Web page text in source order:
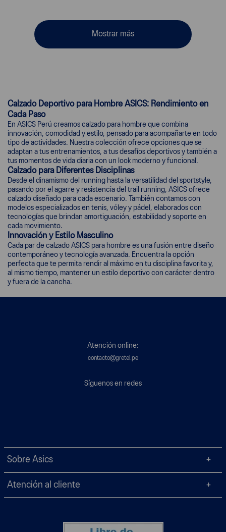
Mostrar más
Calzado Deportivo para Hombre ASICS: Rendimiento en
Cada Paso
En ASICS Perú creamos calzado para hombre que combina
innovación, comodidad y estilo, pensado para acompañarte en todo
tipo de actividades. Nuestra colección ofrece opciones que se
adaptan a tus entrenamientos, a tus desafíos deportivos y también a
tus momentos de vida diaria con un look moderno y funcional.
Calzado para Diferentes Disciplinas
Desde el dinamismo del running hasta la versatilidad del sportstyle,
pasando por el agarre y resistencia del trail running, ASICS ofrece
calzado diseñado para cada escenario. También contamos con
modelos especializados en tenis, vóley y pádel, elaborados con
tecnologías que brindan amortiguación, estabilidad y soporte en
cada movimiento.
Innovación y Estilo Masculino
Cada par de calzado ASICS para hombre es una fusión entre diseño
contemporáneo y tecnología avanzada. Encuentra la opción
perfecta que te permita rendir al máximo en tu disciplina favorita y,
al mismo tiempo, mantener un estilo deportivo con carácter dentro
y fuera de la cancha.
Atención online:
contacto@gretel.pe
Síguenos en redes
Sobre Asics
Atención al cliente